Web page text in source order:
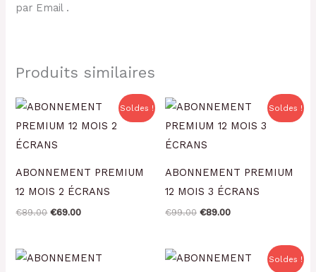
par Email .
Produits similaires
Soldes !
ABONNEMENT PREMIUM
12 MOIS 2 ÉCRANS
€89.00
Le
initial
était :
€89.00.
€69.00
Le
actuel
Soldes !
ABONNEMENT PREMIUM
12 MOIS 3 ÉCRANS
€99.00
Le
initial
était :
€99.00.
€89.00
Le
actuel
Soldes !
Le
Le